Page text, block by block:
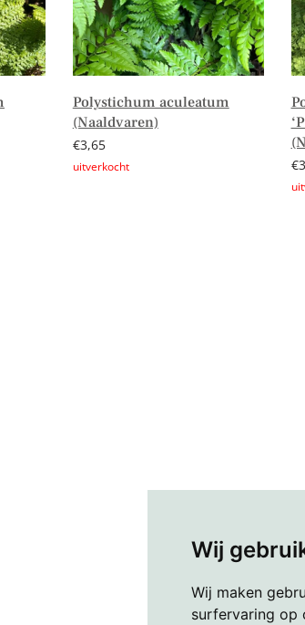
Wij
Wij maken
surfervaring op
Polystichum aculeatum
(Naaldvaren)
€3,65
€